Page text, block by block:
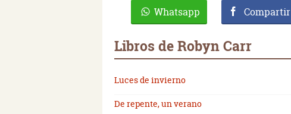
Whatsapp Compartir
Libros de Robyn Carr
Luces de invierno
De repente, un verano